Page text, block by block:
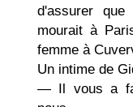
d'assurer
mourait à
femme à
Un intime de
— Il vous a